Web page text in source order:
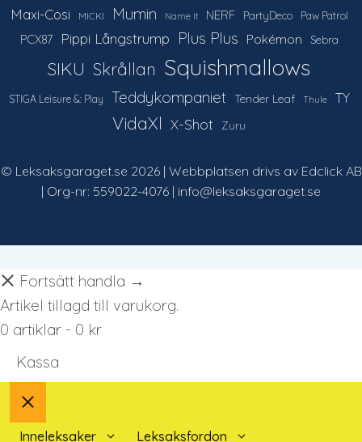
Maxi-Cosi
MICKI Mumin Name It NERF PartyDeco Paw Patrol
PCX87 Pippi Långstrump Plus Plus Pokémon Sebra
SIKU Skrållan Squishmallows
STIGA Leisure &: Play Teddykompaniet Tender Leaf Thule TY
VidaXl X-Shot Zuru
© Leksaksgaraget.se 2026 | Webbplatsen drivs av Edclick AB
| Org-nr: 559022-4076 | info@leksaksgaraget.se
Fortsätt handla →
Artikel tillagd till varukorg.
0 artiklar - 0 kr
Kassa
Stäng
Inneleksaker Leksaksfordon